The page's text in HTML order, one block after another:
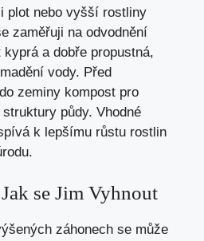
plot nebo vyšší rostliny
zaměřuji na odvodnění
a dobře propustná,
vody. Před
zeminy kompost pro
půdy. Vhodné
k lepšímu růstu rostlin
se Jim Vyhnout
záhonech se může